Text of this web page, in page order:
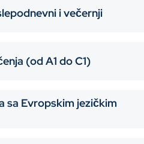
i večernji
(od A1 do C1)
sa Evropskim jezičkim